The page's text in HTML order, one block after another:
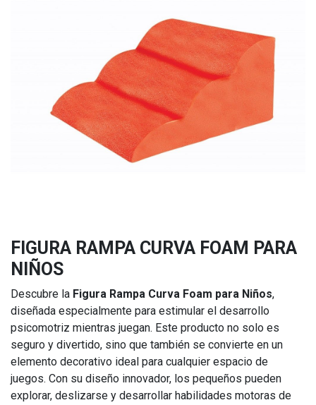
FIGURA RAMPA CURVA FOAM PARA
NIÑOS
Descubre la Figura Rampa Curva Foam para Niños,
diseñada especialmente para estimular el desarrollo
psicomotriz mientras juegan. Este producto no solo es
seguro y divertido, sino que también se convierte en un
elemento decorativo ideal para cualquier espacio de
juegos. Con su diseño innovador, los pequeños pueden
explorar, deslizarse y desarrollar habilidades motoras de